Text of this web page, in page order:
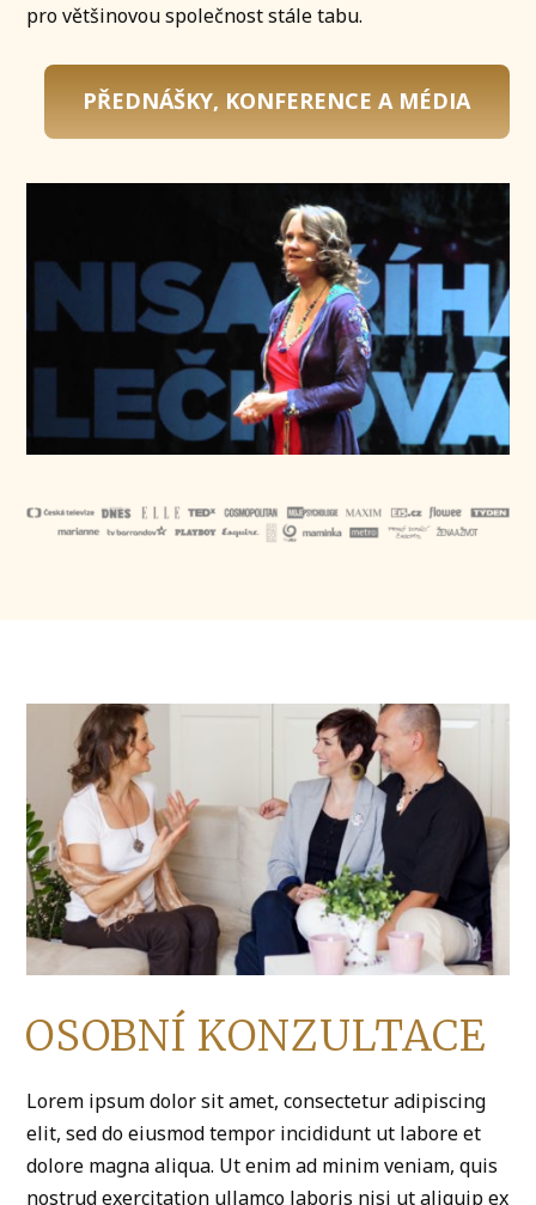
pro většinovou společnost stále tabu.
PŘEDNÁŠKY, KONFERENCE A MÉDIA
OSOBNÍ KONZULTACE
Lorem ipsum dolor sit amet, consectetur adipiscing
elit, sed do eiusmod tempor incididunt ut labore et
dolore magna aliqua. Ut enim ad minim veniam, quis
nostrud exercitation ullamco laboris nisi ut aliquip ex